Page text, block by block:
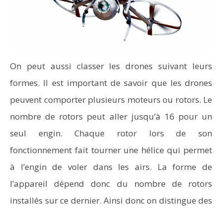
On peut aussi classer les drones suivant leurs
formes. Il est important de savoir que les drones
peuvent comporter plusieurs moteurs ou rotors. Le
nombre de rotors peut aller jusqu’à 16 pour un
seul engin. Chaque rotor lors de son
fonctionnement fait tourner une hélice qui permet
à l’engin de voler dans les airs. La forme de
l’appareil dépend donc du nombre de rotors
installés sur ce dernier. Ainsi donc on distingue des